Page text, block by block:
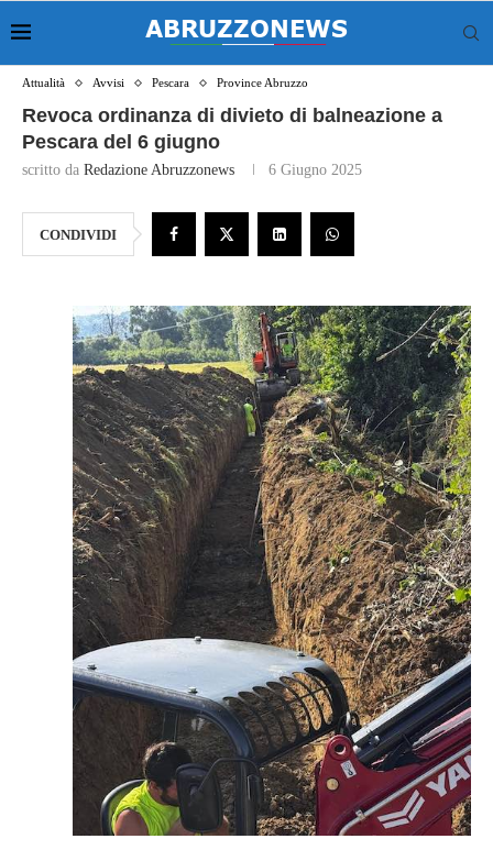
Attualità Avvisi Pescara Province Abruzzo
Revoca ordinanza di divieto di balneazione a
Pescara del 6 giugno
scritto da Redazione Abruzzonews 6 Giugno 2025
CONDIVIDI